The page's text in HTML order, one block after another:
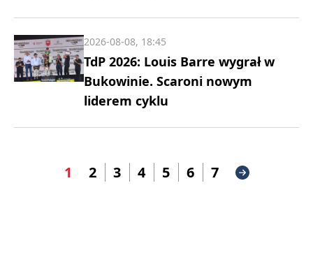
TdP 2026: Louis Barre wygrał w
Bukowinie. Scaroni nowym
liderem cyklu
2026-08-08, 18:45
1 2 3 4 5 6 7